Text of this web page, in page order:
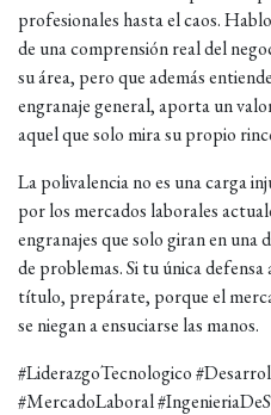
profesionales hasta el caos.
de una comprensión real del
su área, pero que además
engranaje general, aporta un
aquel que solo mira su propio
La polivalencia no es una carga
por los mercados laborales
engranajes que solo giran en una
de problemas. Si tu única
título, prepárate, porque el
se niegan a ensuciarse las manos.
#LiderazgoTecnologico
#MercadoLaboral